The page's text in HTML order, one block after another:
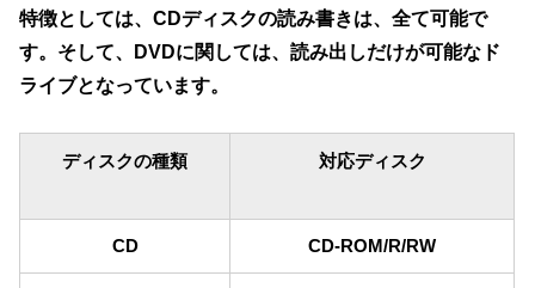
特徴としては、CDディスクの読み書きは、全て可能で
す。そして、DVDに関しては、読み出しだけが可能なド
ライブとなっています。
ディスクの種類 対応ディスク
CD CD-ROM/R/RW